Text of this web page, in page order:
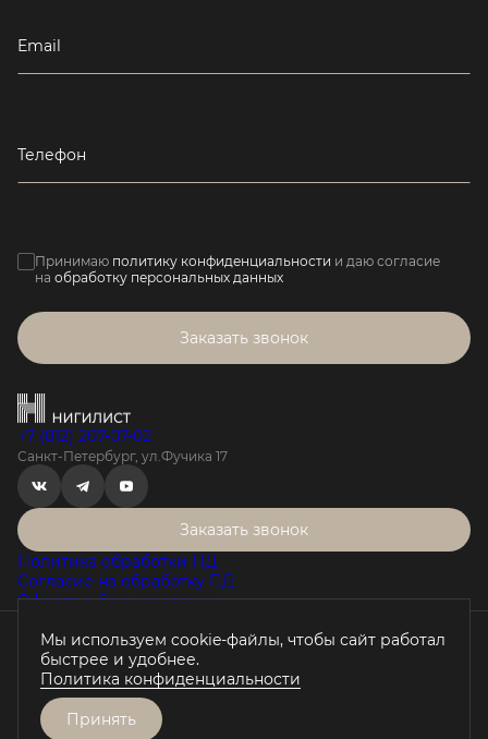
Email
Телефон
Принимаю политику конфиденциальности и даю согласие
на обработку персональных данных
Заказать звонок
+7 (812) 207-07-02
Санкт-Петербург, ул.Фучика 17
Заказать звонок
Политика обработки ПД
Согласие на обработку ПД
Оферта о бронировании
Проектная декларация на наш.дом.рф
Любая информация, представленная на данном сайте, носит
исключительно информационный характер, не является
публичной офертой, определяемой положениями статьи 437 ГК
РФ.
Мы используем cookie-файлы, чтобы сайт работал
быстрее и удобнее.
Политика конфиденциальности
Принять